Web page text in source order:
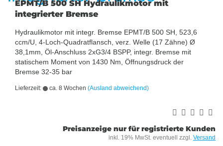
EPMT/B 500 SH Hydraulikmotor mit
integrierter Bremse
Hydraulikmotor mit integr. Bremse EPMT/B 500 SH, 523,6
ccm/U, 4-Loch-Quadratflansch, verz. Welle (17 Zähne) Ø
38,1mm, Öl-Anschluss 2xG3/4 BSPP, integr. Bremse mit
statischem Moment von 1430 Nm, Öffnungsdruck der
Bremse 32-35 bar
Lieferzeit: ca. 8 Wochen (Ausland abweichend)
Preisanzeige nur für registrierte Kunden
inkl. 19% MwSt. eventuell zzgl. Versand